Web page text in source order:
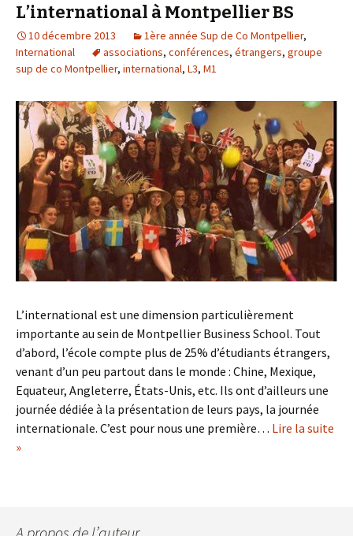
L’international à Montpellier BS
10 décembre 2013 1ère année Sup de Co Montpellier,
International
associations, conférences, étrangers, groupe
sup de co Montpellier, international, L3, M1
L’international est une dimension particulièrement
importante au sein de Montpellier Business School. Tout
d’abord, l’école compte plus de 25% d’étudiants étrangers,
venant d’un peu partout dans le monde : Chine, Mexique,
Equateur, Angleterre, États-Unis, etc. Ils ont d’ailleurs une
journée dédiée à la présentation de leurs pays, la journée
internationale. C’est pour nous une première… Lire la suite
»